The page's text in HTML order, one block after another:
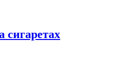
сигаретах